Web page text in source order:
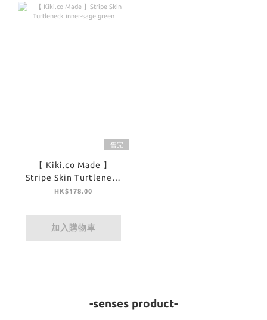
售完
【 Kiki.co Made 】
Stripe Skin Turtleneck
inner-sage green
HK$178.00
加入購物車
-senses product-